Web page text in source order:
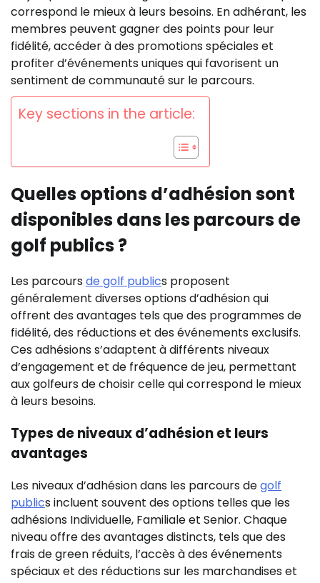
correspond le mieux à leurs besoins. En adhérant, les
membres peuvent gagner des points pour leur
fidélité, accéder à des promotions spéciales et
profiter d’événements uniques qui favorisent un
sentiment de communauté sur le parcours.
Key sections in the article:
Quelles options d’adhésion sont
disponibles dans les parcours de
golf publics ?
Les parcoursde golf publics proposent
généralement diverses options d’adhésion qui
offrent des avantages tels que des programmes de
fidélité, des réductions et des événements exclusifs.
Ces adhésions s’adaptent à différents niveaux
d’engagement et de fréquence de jeu, permettant
aux golfeurs de choisir celle qui correspond le mieux
à leurs besoins.
Types de niveaux d’adhésion et leurs
avantages
Les niveaux d’adhésion dans les parcours degolf
publics incluent souvent des options telles que les
adhésions Individuelle, Familiale et Senior. Chaque
niveau offre des avantages distincts, tels que des
frais de green réduits, l’accès à des événements
spéciaux et des réductions sur les marchandises et